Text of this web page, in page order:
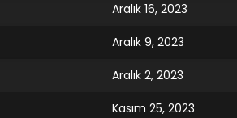
Aralık 16, 2023
Aralık 9, 2023
Aralık 2, 2023
Kasım 25, 2023